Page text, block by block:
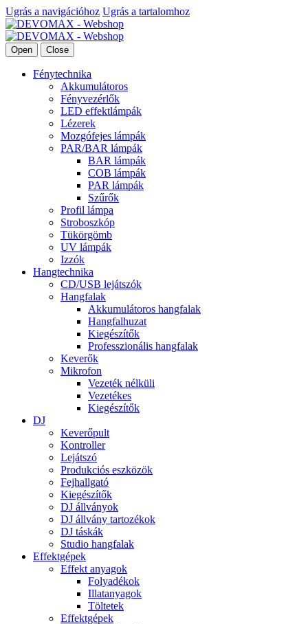
Ugrás a navigációhoz Ugrás a tartalomhoz
Open Close
Fénytechnika
Akkumulátoros
Fényvezérlők
LED effektlámpák
Lézerek
Mozgófejes lámpák
PAR/BAR lámpák
BAR lámpák
COB lámpák
PAR lámpák
Szűrők
Profil lámpa
Stroboszkóp
Tükörgömb
UV lámpák
Izzók
Hangtechnika
CD/USB lejátszók
Hangfalak
Akkumulátoros hangfalak
Hangfalhuzat
Kiegészítők
Professzionális hangfalak
Keverők
Mikrofon
Vezeték nélküli
Vezetékes
Kiegészítők
DJ
Keverőpult
Kontroller
Lejátszó
Produkciós eszközök
Fejhallgató
Kiegészítők
DJ állványok
DJ állvány tartozékok
DJ táskák
Studio hangfalak
Effektgépek
Effekt anyagok
Folyadékok
Illatanyagok
Töltetek
Effektgépek